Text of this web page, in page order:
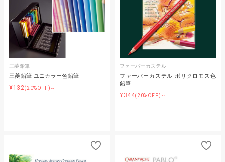
三菱鉛筆
三菱鉛筆 ユニカラー色鉛筆
¥132(20%OFF)～
ファーバーカステル
ファーバーカステル ポリクロモス色
鉛筆
¥344(20%OFF)～